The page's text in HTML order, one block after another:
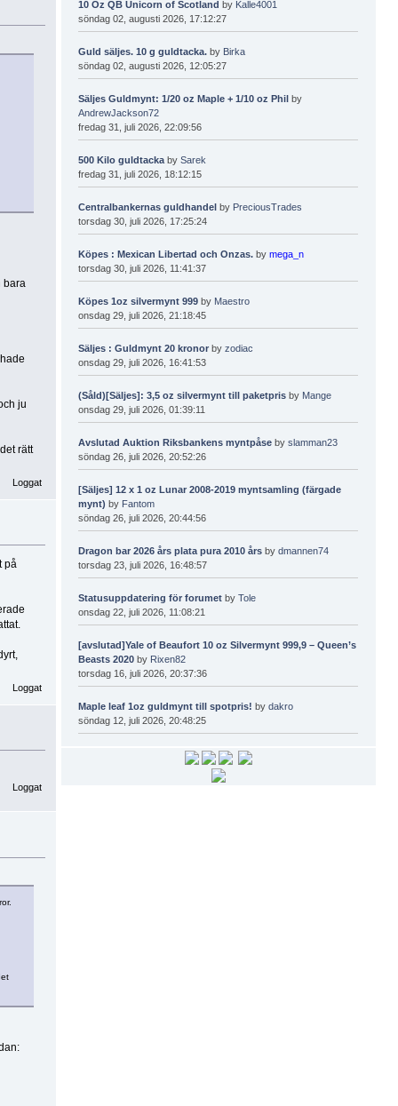
bara
ju
rätt
Loggat
på
Loggat
Loggat
10 Oz QB Unicorn of Scotland by Kalle4001
söndag 02, augusti 2026, 17:12:27
Guld säljes. 10 g guldtacka. by Birka
söndag 02, augusti 2026, 12:05:27
Säljes Guldmynt: 1/20 oz Maple + 1/10 oz Phil by
AndrewJackson72
fredag 31, juli 2026, 22:09:56
500 Kilo guldtacka bySarek
fredag 31, juli 2026, 18:12:15
Centralbankernas guldhandel by PreciousTrades
torsdag 30, juli 2026, 17:25:24
Köpes : Mexican Libertad och Onzas. bymega_n
torsdag 30, juli 2026, 11:41:37
Köpes 1oz silvermynt 999 by Maestro
onsdag 29, juli 2026, 21:18:45
Säljes : Guldmynt 20 kronorbyzodiac
onsdag 29, juli 2026, 16:41:53
(Såld)[Säljes]: 3,5 oz silvermynt till paketpris by Mange
onsdag 29, juli 2026, 01:39:11
Avslutad Auktion Riksbankens myntpåse byslamman23
söndag 26, juli 2026, 20:52:26
[Säljes] 12 x 1 oz Lunar 2008-2019 myntsamling (färgade
mynt) by Fantom
söndag 26, juli 2026, 20:44:56
Dragon bar 2026 års plata pura 2010 års bydmannen74
torsdag 23, juli 2026, 16:48:57
Statusuppdatering för forumet byTole
onsdag 22, juli 2026, 11:08:21
[avslutad]Yale of Beaufort 10 oz Silvermynt 999,9 – Queen’s
Beasts 2020 by Rixen82
torsdag 16, juli 2026, 20:37:36
Maple leaf 1oz guldmynt till spotpris! bydakro
söndag 12, juli 2026, 20:48:25